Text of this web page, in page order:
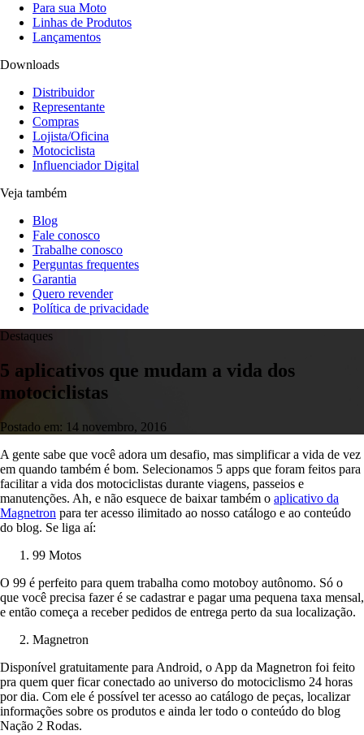
Para sua Moto
Linhas de Produtos
Lançamentos
Downloads
Distribuidor
Representante
Compras
Lojista/Oficina
Motociclista
Influenciador Digital
Veja também
Blog
Fale conosco
Trabalhe conosco
Perguntas frequentes
Garantia
Quero revender
Política de privacidade
Destaques
5 aplicativos que mudam a vida dos
motociclistas
Postado em: 14 novembro, 2016
A gente sabe que você adora um desafio, mas simplificar a vida de vez
em quando também é bom. Selecionamos 5 apps que foram feitos para
facilitar a vida dos motociclistas durante viagens, passeios e
manutenções. Ah, e não esquece de baixar também o aplicativo da
Magnetron para ter acesso ilimitado ao nosso catálogo e ao conteúdo
do blog. Se liga aí:
99 Motos
O 99 é perfeito para quem trabalha como motoboy autônomo. Só o
que você precisa fazer é se cadastrar e pagar uma pequena taxa mensal,
e então começa a receber pedidos de entrega perto da sua localização.
Magnetron
Disponível gratuitamente para Android, o App da Magnetron foi feito
pra quem quer ficar conectado ao universo do motociclismo 24 horas
por dia. Com ele é possível ter acesso ao catálogo de peças, localizar
informações sobre os produtos e ainda ler todo o conteúdo do blog
Nação 2 Rodas.